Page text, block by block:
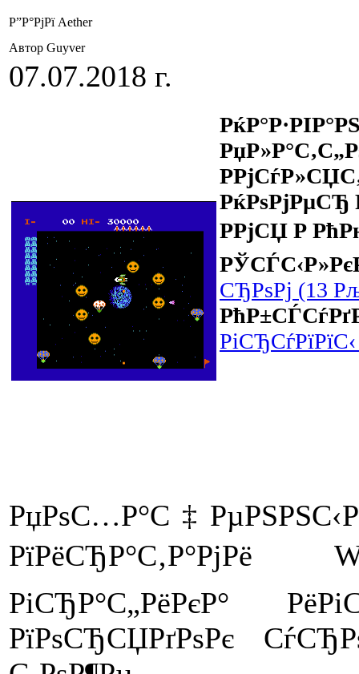
Р”Р°РјРї Aether
Автор Guyver
07.07.2018 г.
РќРѕРјРµСЂ
РРјСЏ Р
СЂРѕРј (13
РїРёСЂР°С‚Р°РјРё
РіСЂР°С„РёРєР°
РїРѕСЂСЏРґРѕРє